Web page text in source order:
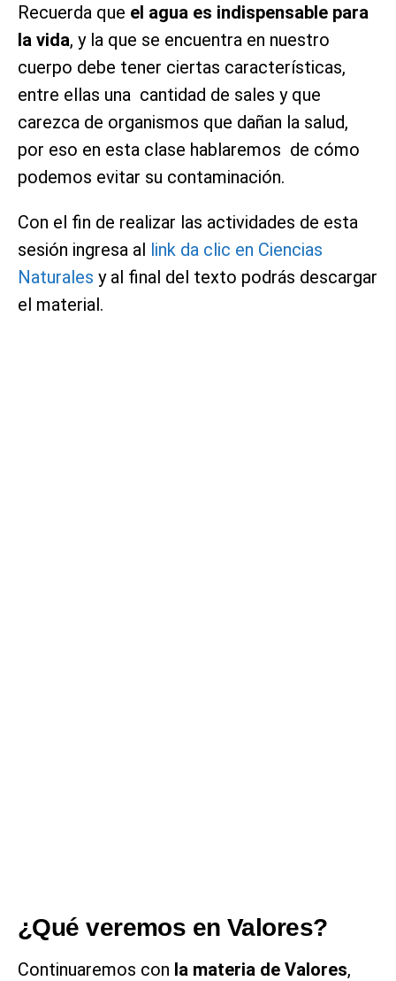
Recuerda que el agua es indispensable para
la vida, y la que se encuentra en nuestro
cuerpo debe tener ciertas características,
entre ellas una cantidad de sales y que
carezca de organismos que dañan la salud,
por eso en esta clase hablaremos de cómo
podemos evitar su contaminación.
Con el fin de realizar las actividades de esta
sesión ingresa al link da clic en Ciencias
Naturales y al final del texto podrás descargar
el material.
¿Qué veremos en Valores?
Continuaremos con la materia de Valores,